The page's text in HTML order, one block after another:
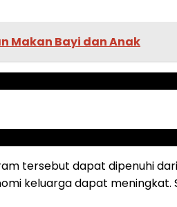
Makan Bayi dan Anak
tersebut dapat dipenuhi
keluarga dapat meningkat.